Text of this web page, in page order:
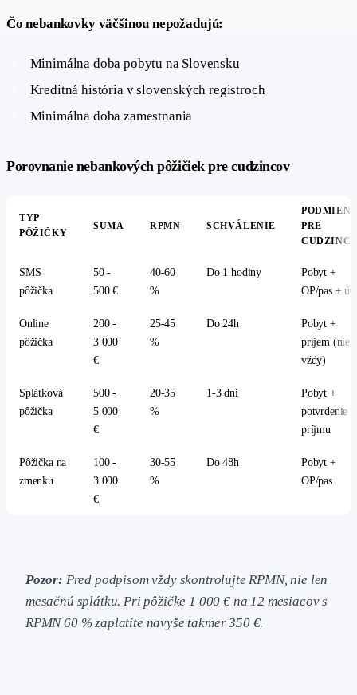
Čo nebankovky väčšinou nepožadujú:
Minimálna doba pobytu na Slovensku
Kreditná história v slovenských registroch
Minimálna doba zamestnania
Porovnanie nebankových pôžičiek pre cudzincov
TYP
PÔŽIČKY
SUMA RPMN SCHVÁLENIE
PRE
SMS
pôžička
50 -
500 €
40-60
%
Do 1 hodiny
Pobyt +
OP/pas +
Online
pôžička
200 -
3 000
€
25-45
%
Do 24h
Pobyt +
príjem (nie
vždy)
Splátková
pôžička
500 -
5 000
€
20-35
%
1-3 dni
Pobyt +
potvrdenie
príjmu
Pôžička na
zmenku
100 -
3 000
€
30-55
%
Do 48h
Pobyt +
OP/pas
Pozor: Pred podpisom vždy skontrolujte RPMN, nie len
mesačnú splátku. Pri pôžičke 1 000 € na 12 mesiacov s
RPMN 60 % zaplatíte navyše takmer 350 €.